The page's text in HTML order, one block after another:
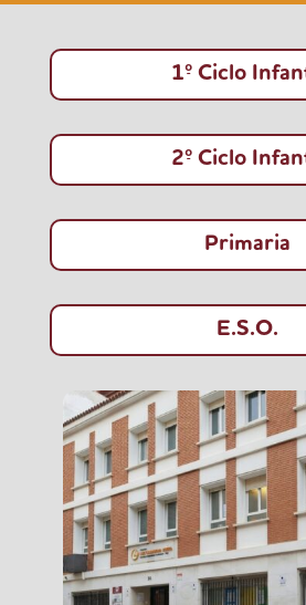
1º Ciclo
2º Ciclo
Primaria
E.S.O.